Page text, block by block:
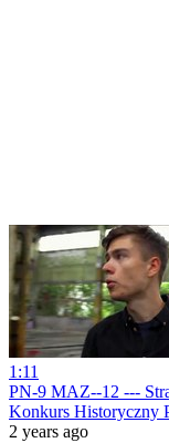
1:11
PN-9 MAZ--12 ---
Konkurs Historyczny
2 years ago